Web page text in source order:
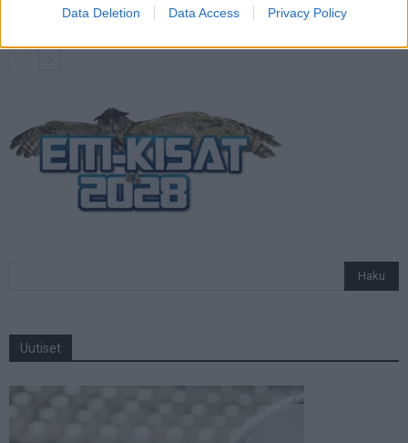
Data Deletion Data Access Privacy Policy
Uutiset